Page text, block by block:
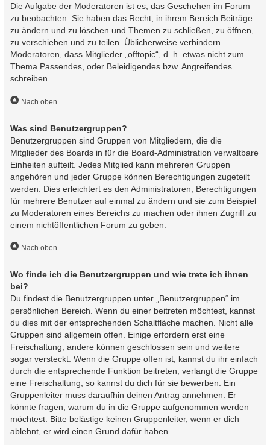
Die Aufgabe der Moderatoren ist es, das Geschehen im Forum
zu beobachten. Sie haben das Recht, in ihrem Bereich Beiträge
zu ändern und zu löschen und Themen zu schließen, zu öffnen,
zu verschieben und zu teilen. Üblicherweise verhindern
Moderatoren, dass Mitglieder „offtopic“, d. h. etwas nicht zum
Thema Passendes, oder Beleidigendes bzw. Angreifendes
schreiben.
Nach oben
Was sind Benutzergruppen?
Benutzergruppen sind Gruppen von Mitgliedern, die die
Mitglieder des Boards in für die Board-Administration verwaltbare
Einheiten aufteilt. Jedes Mitglied kann mehreren Gruppen
angehören und jeder Gruppe können Berechtigungen zugeteilt
werden. Dies erleichtert es den Administratoren, Berechtigungen
für mehrere Benutzer auf einmal zu ändern und sie zum Beispiel
zu Moderatoren eines Bereichs zu machen oder ihnen Zugriff zu
einem nichtöffentlichen Forum zu geben.
Nach oben
Wo finde ich die Benutzergruppen und wie trete ich ihnen
bei?
Du findest die Benutzergruppen unter „Benutzergruppen“ im
persönlichen Bereich. Wenn du einer beitreten möchtest, kannst
du dies mit der entsprechenden Schaltfläche machen. Nicht alle
Gruppen sind allgemein offen. Einige erfordern erst eine
Freischaltung, andere können geschlossen sein und weitere
sogar versteckt. Wenn die Gruppe offen ist, kannst du ihr einfach
durch die entsprechende Funktion beitreten; verlangt die Gruppe
eine Freischaltung, so kannst du dich für sie bewerben. Ein
Gruppenleiter muss daraufhin deinen Antrag annehmen. Er
könnte fragen, warum du in die Gruppe aufgenommen werden
möchtest. Bitte belästige keinen Gruppenleiter, wenn er dich
ablehnt, er wird einen Grund dafür haben.